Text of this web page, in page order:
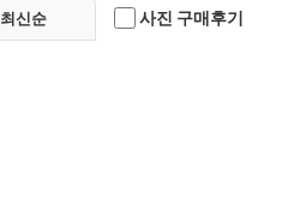
최신순 사진 구매후기